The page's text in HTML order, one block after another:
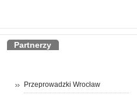
Partnerzy
Przeprowadzki Wrocław